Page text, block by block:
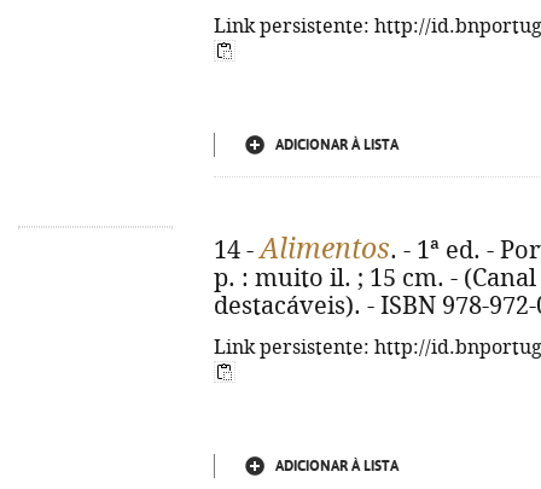
Link persistente: http://
ADICIONAR À LISTA
14 -Alimentos. - 1ª ed. -
p. : muito il. ; 15 cm. -
destacáveis). - ISBN 978-
Link persistente: http://
ADICIONAR À LISTA